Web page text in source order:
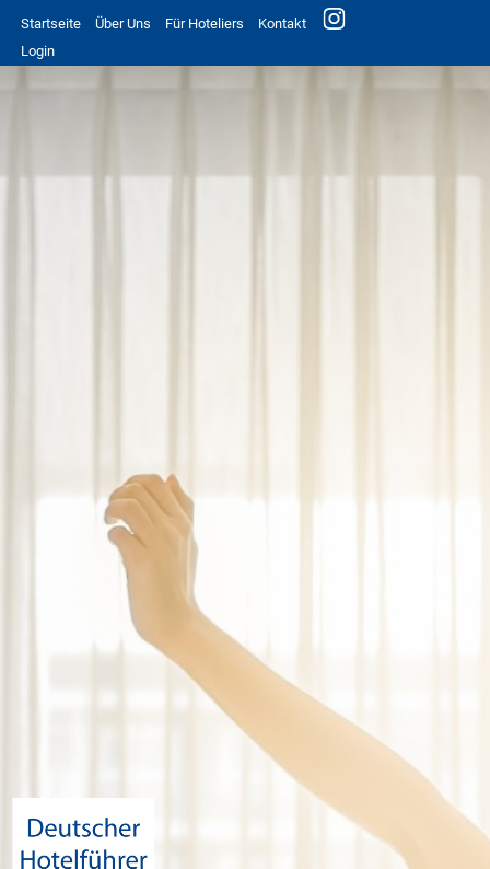
Startseite Über Uns Für Hoteliers
Kontakt
Login